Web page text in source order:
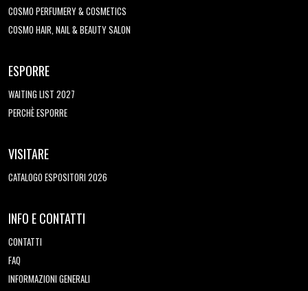
COSMO PERFUMERY & COSMETICS
COSMO HAIR, NAIL & BEAUTY SALON
ESPORRE
WAITING LIST 2027
PERCHÈ ESPORRE
VISITARE
CATALOGO ESPOSITORI 2026
INFO E CONTATTI
CONTATTI
FAQ
INFORMAZIONI GENERALI